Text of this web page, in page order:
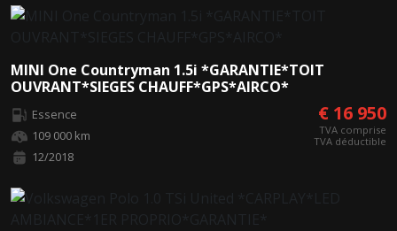
MINI One Countryman 1.5i *GARANTIE*TOIT
OUVRANT*SIEGES CHAUFF*GPS*AIRCO*
Essence
109 000 km
12/2018
€ 16 950
TVA comprise
TVA déductible